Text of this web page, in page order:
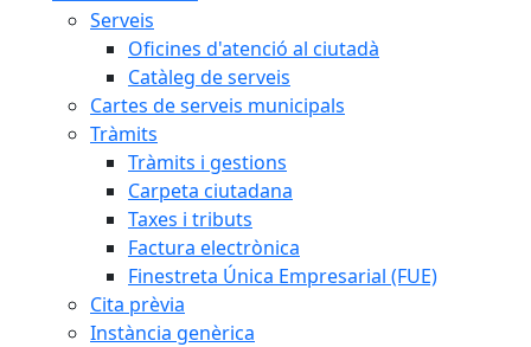
Serveis
Oficines d'atenció al ciutadà
Catàleg de serveis
Cartes de serveis municipals
Tràmits
Tràmits i gestions
Carpeta ciutadana
Taxes i tributs
Factura electrònica
Finestreta Única Empresarial (FUE)
Cita prèvia
Instància genèrica